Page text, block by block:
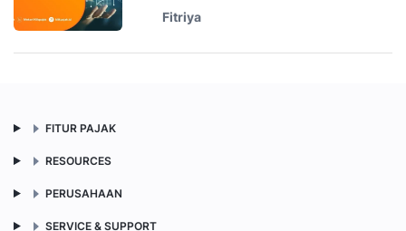
Fitriya
FITUR PAJAK
RESOURCES
PERUSAHAAN
SERVICE & SUPPORT